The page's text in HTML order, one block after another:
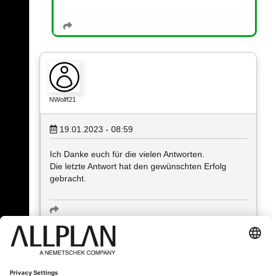
NWolff21
19.01.2023 - 08:59
Ich Danke euch für die vielen Antworten.
Die letzte Antwort hat den gewünschten Erfolg
gebracht.
« Zurück